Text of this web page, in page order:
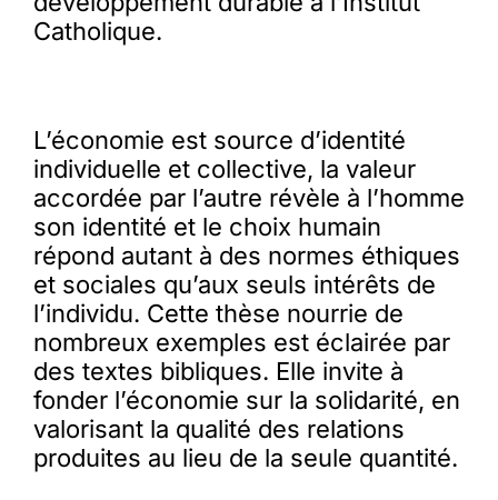
Catholique.
L’économie est source d’identité
individuelle et collective, la valeur
accordée par l’autre révèle à l’homme
son identité et le choix humain
répond autant à des normes éthiques
et sociales qu’aux seuls intérêts de
l’individu. Cette thèse nourrie de
nombreux exemples est éclairée par
des textes bibliques. Elle invite à
fonder l’économie sur la solidarité, en
valorisant la qualité des relations
produites au lieu de la seule quantité.